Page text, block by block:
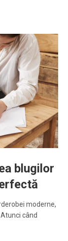
blugilor
moderne,
când